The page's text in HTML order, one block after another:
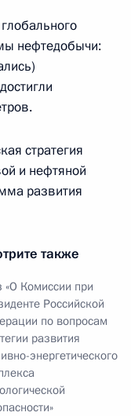
2
нефтедобычи:
стратегия
и нефтяной
развития
также
«О Комиссии при
Российской
по вопросам
развития
энергетического